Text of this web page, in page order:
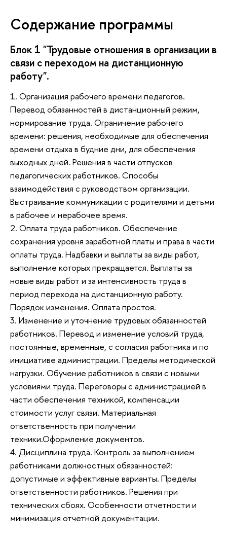
Содержание программы
Блок 1 "Трудовые отношения в организации в
связи с переходом на дистанционную
работу".
1. Организация рабочего времени педагогов.
Перевод обязанностей в дистанционный режим,
нормирование труда. Ограничение рабочего
времени: решения, необходимые для обеспечения
времени отдыха в будние дни, для обеспечения
выходных дней. Решения в части отпусков
педагогических работников. Способы
взаимодействия с руководством организации.
Выстраивание коммуникации с родителями и детьми
в рабочее и нерабочее время.
2. Оплата труда работников. Обеспечение
сохранения уровня заработной платы и права в части
оплаты труда. Надбавки и выплаты за виды работ,
выполнение которых прекращается. Выплаты за
новые виды работ и за интенсивность труда в
период перехода на дистанционную работу.
Порядок изменения. Оплата простоя.
3. Изменение и уточнение трудовых обязанностей
работников. Перевод и изменение условий труда,
постоянные, временные, с согласия работника и по
инициативе администрации. Пределы методической
нагрузки. Обучение работников в связи с новыми
условиями труда. Переговоры с администрацией в
части обеспечения техникой, компенсации
стоимости услуг связи. Материальная
ответственность при получении
техники.Оформление документов.
4. Дисциплина труда. Контроль за выполнением
работниками должностных обязанностей:
допустимые и эффективные варианты. Пределы
ответственности работников. Решения при
технических сбоях. Особенности отчетности и
минимизация отчетной документации.